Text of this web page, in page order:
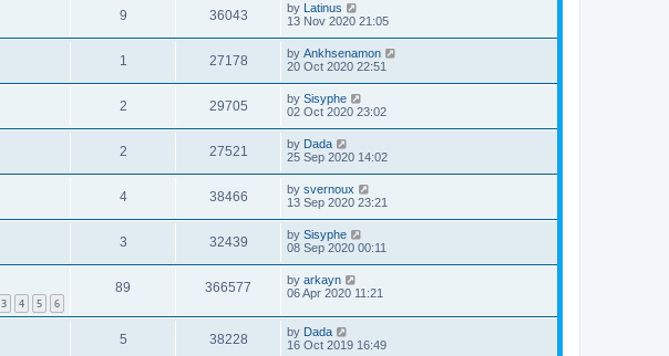
9 36043 by
Latinus
13 Nov 2020 21:05
1 27178 by Ankhsenamon
20 Oct 2020 22:51
2 29705 by Sisyphe
02 Oct 2020 23:02
2 27521 by Dada
25 Sep 2020 14:02
4 38466 by svernoux
13 Sep 2020 23:21
3 32439 by Sisyphe
08 Sep 2020 00:11
3 4 5 6
89 366577 by arkayn
06 Apr 2020 11:21
5 38228 by Dada
16 Oct 2019 16:49